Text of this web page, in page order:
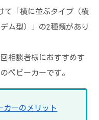
て「横に並ぶタイプ（横
ム型）」の2種類があり
相談者様におすすめす
ベビーカーです。
カーのメリット